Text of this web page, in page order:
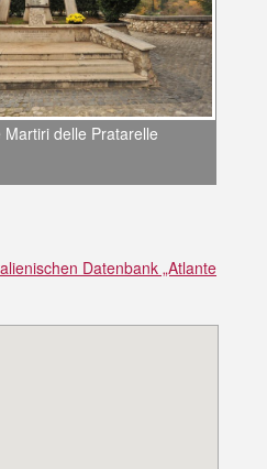
delle Pratarelle
Datenbank „Atlante